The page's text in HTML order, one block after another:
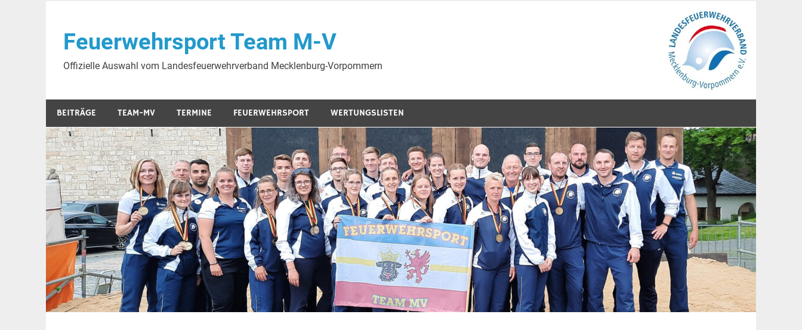
contentFeuerwehrsport Team M-V
Offizielle Auswahl vom Landesfeuerwehrverband Mecklenburg-Vorpommern
BEITRÄGE TEAM-MV TERMINE FEUERWEHRSPORT WERTUNGSLISTEN